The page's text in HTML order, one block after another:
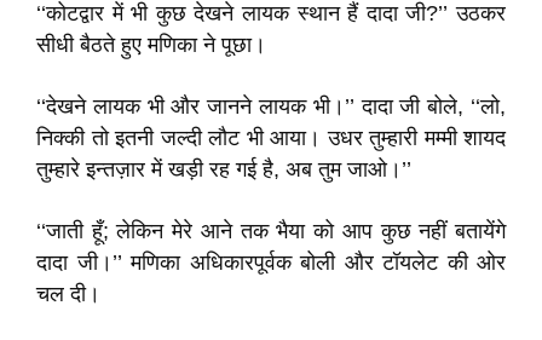
‘‘कोटद्वार में भी कुछ देखने लायक स्थान हैं दादा जी?’’ उठकर
सीधी बैठते हुए मणिका ने पूछा।
‘‘देखने लायक भी और जानने लायक भी।’’ दादा जी बोले, ‘‘लो,
निक्की तो इतनी जल्दी लौट भी आया। उधर तुम्हारी मम्मी शायद
तुम्हारे इन्तज़ार में खड़ी रह गई है, अब तुम जाओ।’’
‘‘जाती हूँ; लेकिन मेरे आने तक भैया को आप कुछ नहीं बतायेंगे
दादा जी।’’ मणिका अधिकारपूर्वक बोली और टॉयलेट की ओर
चल दी।